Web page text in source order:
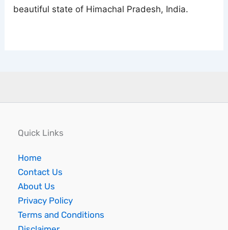
beautiful state of Himachal Pradesh, India.
Quick Links
Home
Contact Us
About Us
Privacy Policy
Terms and Conditions